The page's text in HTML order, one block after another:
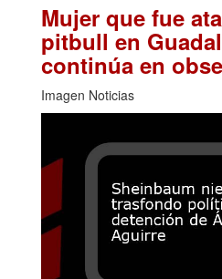
Mujer que fue
pitbull en
continúa en
Imagen Noticias